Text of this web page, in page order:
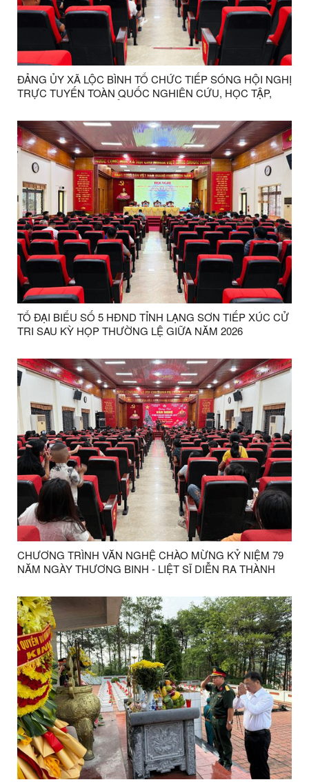
ĐẢNG ỦY XÃ LỘC BÌNH TỔ CHỨC TIẾP SÓNG HỘI NGHỊ
TRỰC TUYẾN TOÀN QUỐC NGHIÊN CỨU, HỌC TẬP,
HỘI NGHỊ LẦN THỨ BA BAN CHẤP HÀNH TRUNG
ƯƠNG ĐẢNG KHÓA XIV
TỔ ĐẠI BIỂU SỐ 5 HĐND TỈNH LẠNG SƠN TIẾP XÚC CỬ
TRI SAU KỲ HỌP THƯỜNG LỆ GIỮA NĂM 2026
CHƯƠNG TRÌNH VĂN NGHỆ CHÀO MỪNG KỶ NIỆM 79
NĂM NGÀY THƯƠNG BINH - LIỆT SĨ DIỄN RA THÀNH